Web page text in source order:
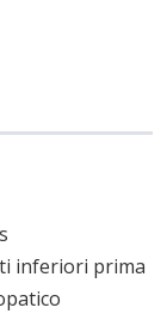
inferiori prima